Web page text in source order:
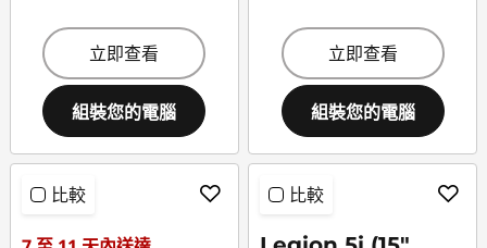
立即查看
組裝您的電腦
立即查看
組裝您的電腦
比較 比較